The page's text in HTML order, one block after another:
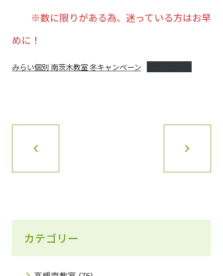
※数に限りがある為、迷っている方はお早
めに！
みらい個別 南茨木教室 冬キャンペーン
カテゴリー